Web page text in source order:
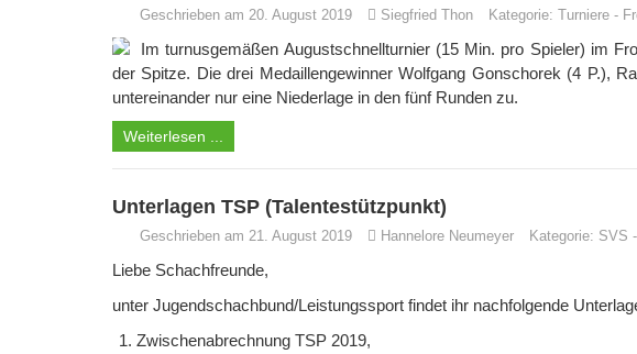
Geschrieben am 20. August 2019 Siegfried Thon Kategorie: Turniere -
Im turnusgemäßen Augustschnellturnier (15 Min. pro Spieler) im
der Spitze. Die drei Medaillengewinner Wolfgang Gonschorek (4 P.),
untereinander nur eine Niederlage in den fünf Runden zu.
Weiterlesen ...
Unterlagen TSP (Talentestützpunkt)
Geschrieben am 21. August 2019 Hannelore Neumeyer Kategorie: SVS -
Liebe Schachfreunde,
unter Jugendschachbund/Leistungssport findet ihr nachfolgende
Zwischenabrechnung TSP 2019,